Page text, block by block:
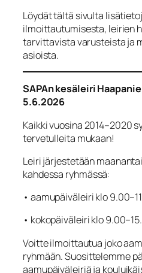
Löydät tältä sivulta
ilmoittautumisesta, leirien
tarvittavista varusteista ja
asioista.
SAPAn kesäleiri
5.6.2026
Kaikki vuosina 2014–2020
tervetulleita mukaan!
Leiri järjestetään
kahdessa ryhmässä:
• aamupäiväleiri klo
• kokopäiväleiri klo
Voitte ilmoittautua joko
ryhmään. Suosittelemme
aamupäiväleiriä ja